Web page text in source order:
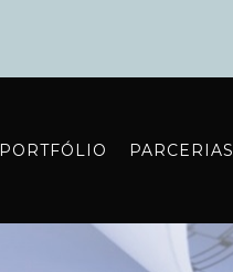
PORTFÓLIO PARCERIAS